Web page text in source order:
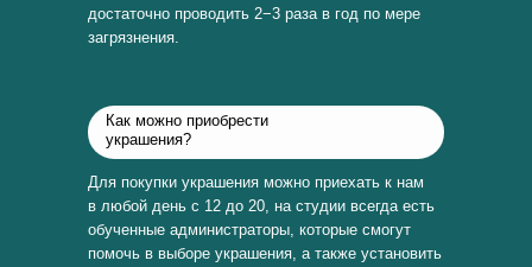
достаточно проводить 2−3 раза в год по мере
загрязнения.
Как можно приобрести
украшения?
Для покупки украшения можно приехать к нам
в любой день с 12 до 20, на студии всегда есть
обученные администраторы, которые смогут
помочь в выборе украшения, а также установить